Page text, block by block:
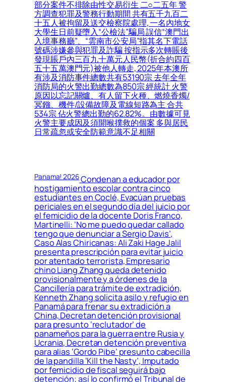
部分案件不排除由性交易衍生 二○二五年 警
方調查犯罪及警務行動期間 共有五千九百二
十五人被拘留及送交檢察院處理, 一名內地女
大學生日前疑墮入“公檢法”騙局 誤信“澳門出
入境事務廳”、“雲南市公安局”指其名下電話
號碼涉嫌參與犯罪及詐騙 按指示多次轉賬後
發現賬戶內三百九十萬元人民幣(折合約四百
五十五萬澳門元)被他人轉走, 2025年本澳所
有涉及消防事件總數共有53190宗 去年全年
消防局的火警出勤總數為850宗 經統計 火警
原因以忘記關爐、有人留下火種、燃燒香燭/
冥鏹、機件/設備故障及電線短路為主 合共
534宗 佔火警總出勤的62.82%。由數據可見
火警主要成因及須開喉撲救的個案 多與居民
日常疏忽或安全防範意識不足相關
Panama! 2026Condenan a educador por
hostigamiento escolar contra cinco
estudiantes en Coclé, Evacúan pruebas
periciales en el segundo día del juicio por
el femicidio de la docente Doris Franco,
Martinelli: ‘No me puedo quedar callado
tengo que denunciar a Sergio Davis’,
Caso Alas Chiricanas: Ali Zaki Hage Jalil
presenta prescripción para evitar juicio
por atentado terrorista, Empresario
chino Liang Zhang queda detenido
provisionalmente y a órdenes de la
Cancillería para trámite de extradición,
Kenneth Zhang solicita asilo y refugio en
Panamá para frenar su extradición a
China, Decretan detención provisional
para presunto ‘reclutador’ de
panameños para la guerra entre Rusia y
Ucrania, Decretan detención preventiva
para alias ‘Gordo Pibe’ presunto cabecilla
de la pandilla ‘Kill the Nasty’, Imputado
por femicidio de fiscal seguirá bajo
detención; así lo confirmó el Tribunal de